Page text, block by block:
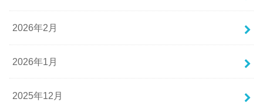
2026年2月
2026年1月
2025年12月